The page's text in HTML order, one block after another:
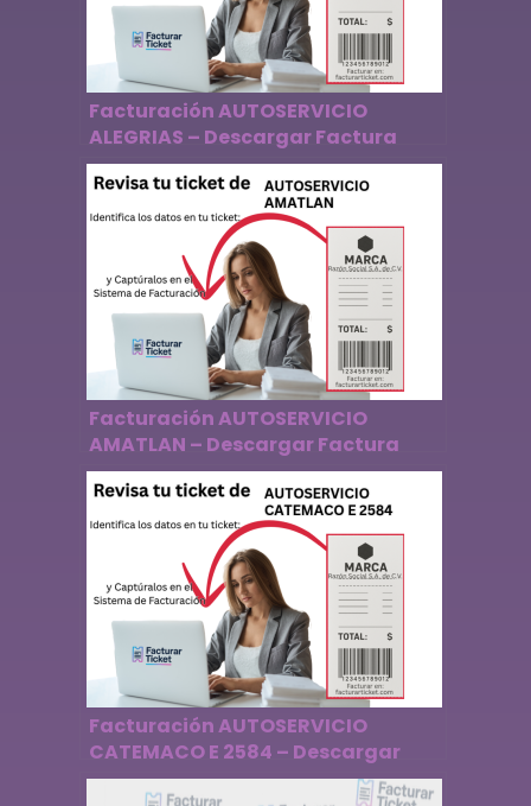
Facturación AUTOSERVICIO
ALEGRIAS – Descargar Factura
Facturación AUTOSERVICIO
AMATLAN – Descargar Factura
Facturación AUTOSERVICIO
CATEMACO E 2584 – Descargar
Factura